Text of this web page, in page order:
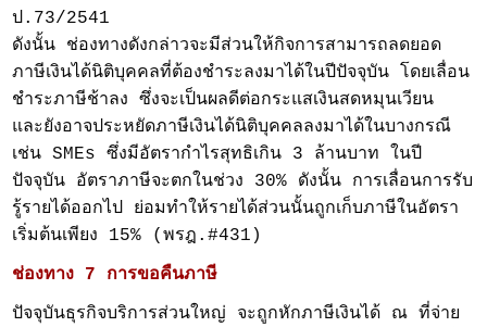
ป.73/2541
ดังนั้น ช่องทางดังกล่าวจะมีส่วนให้กิจการสามารถลดยอด
ภาษีเงินได้นิติบุคคลที่ต้องชำระลงมาได้ในปีปัจจุบัน โดยเลื่อน
ชำระภาษีช้าลง ซึ่งจะเป็นผลดีต่อกระแสเงินสดหมุนเวียน
และยังอาจประหยัดภาษีเงินได้นิติบุคคลลงมาได้ในบางกรณี
เช่น SMEs ซึ่งมีอัตรากำไรสุทธิเกิน 3 ล้านบาท ในปี
ปัจจุบัน อัตราภาษีจะตกในช่วง 30% ดังนั้น การเลื่อนการรับ
รู้รายได้ออกไป ย่อมทำให้รายได้ส่วนนั้นถูกเก็บภาษีในอัตรา
เริ่มต้นเพียง 15% (พรฎ.#431)
ช่องทาง 7 การขอคืนภาษี
ปัจจุบันธุรกิจบริการส่วนใหญ่ จะถูกหักภาษีเงินได้ ณ ที่จ่าย